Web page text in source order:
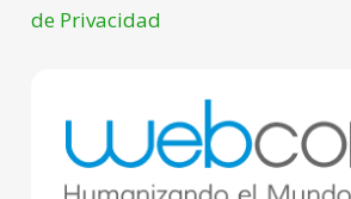
de Privacidad